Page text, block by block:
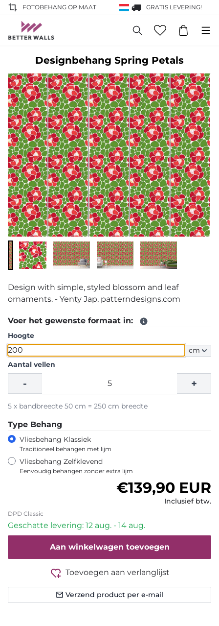
FOTOBEHANG OP MAAT GRATIS LEVERING!
Designbehang Spring Petals
Design with simple, styled blossom and leaf
ornaments. - Yenty Jap, patterndesigns.com
Voer het gewenste formaat in:
Hoogte
cm
Aantal vellen
- +
5 x bandbreedte 50 cm = 250 cm breedte
Type Behang
Vliesbehang Klassiek
Traditioneel behangen met lijm
Vliesbehang Zelfklevend
Eenvoudig behangen zonder extra lijm
Normale prijs
€139,90 EUR
Inclusief btw.
DPD Classic
Geschatte levering: 12 aug. - 14 aug.
Aan winkelwagen toevoegen
Toevoegen aan verlanglijst
Verzend product per e-mail